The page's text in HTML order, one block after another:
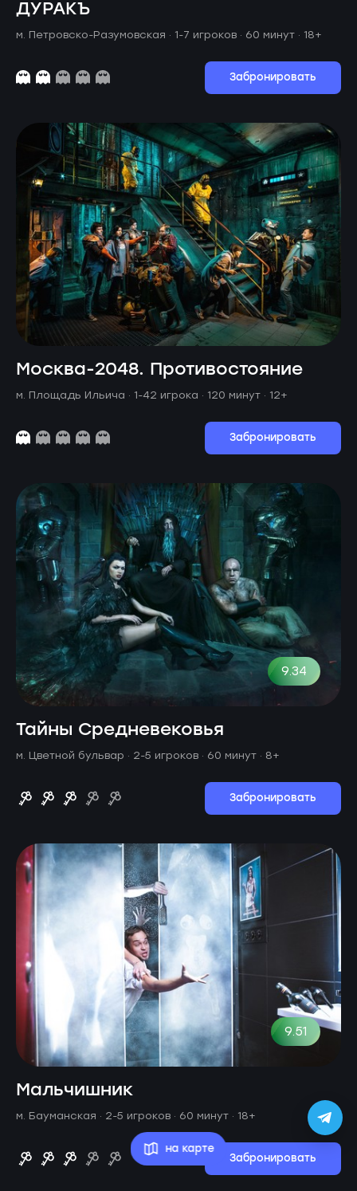
на карте
ДУРАКЪ
м. Петровско-Разумовская · 1-7 игроков · 60 минут · 18+
Забронировать
Москва-2048. Противостояние
м. Площадь Ильича · 1-42 игрока · 120 минут · 12+
Забронировать
9.34
Тайны Средневековья
м. Цветной бульвар · 2-5 игроков · 60 минут · 8+
Забронировать
9.51
Мальчишник
м. Бауманская · 2-5 игроков · 60 минут · 18+
Забронировать